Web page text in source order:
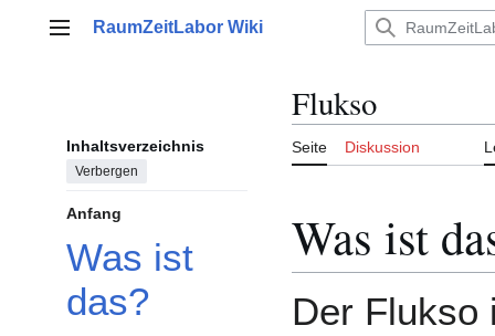
Hauptmenü
RaumZeitLabor Wiki
Inhaltsverzeichnis
Verbergen
Anfang
Was ist
das?
Flukso
Seite Diskussion
Was ist
Der Flukso